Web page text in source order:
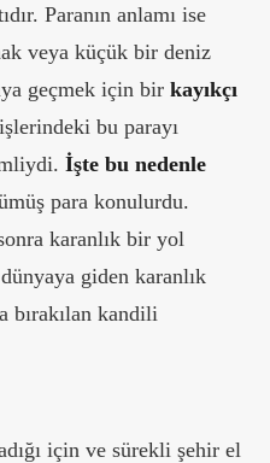
Paranın anlamı ise
veya küçük bir deniz
geçmek için bir kayıkçı
bu parayı
İşte bu nedenle
para konulurdu.
karanlık bir yol
giden karanlık
bırakılan kandili
için ve sürekli şehir el